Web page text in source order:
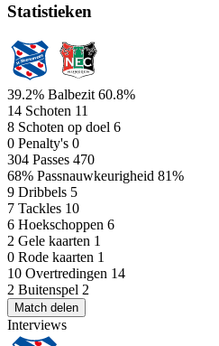
Statistieken
39.2% Balbezit 60.8%
14 Schoten 11
8 Schoten op doel 6
0 Penalty's 0
304 Passes 470
68% Passnauwkeurigheid 81%
9 Dribbels 5
7 Tackles 10
6 Hoekschoppen 6
2 Gele kaarten 1
0 Rode kaarten 1
10 Overtredingen 14
2 Buitenspel 2
Match delen
Interviews